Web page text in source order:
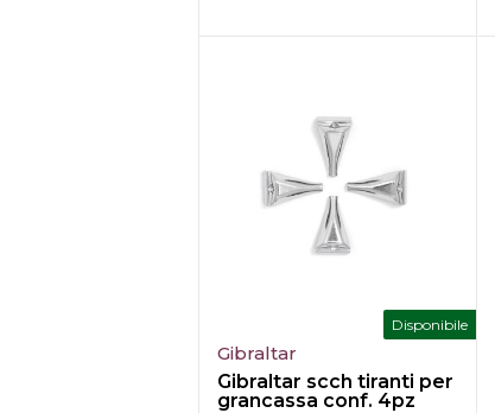
Disponibile
Gibraltar
Gibraltar scch tiranti per
grancassa conf. 4pz